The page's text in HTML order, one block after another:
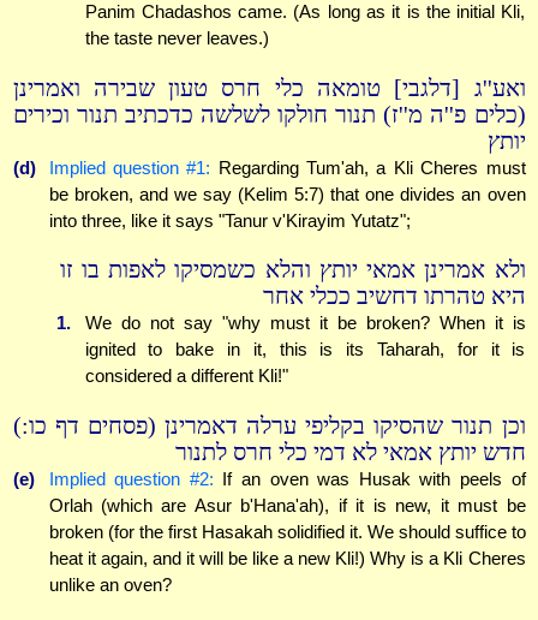
Panim Chadashos came. (As long as it is the initial Kli,
the taste never leaves.)
ואע''ג [דלגבי] טומאה כלי חרס טעון שבירה ואמרינן
(כלים פ''ה מ''ז) תנור חולקו לשלשה כדכתיב תנור וכירים
יותץ
(d) Implied question #1: Regarding Tum'ah, a Kli Cheres must
be broken, and we say (Kelim 5:7) that one divides an oven
into three, like it says "Tanur v'Kirayim Yutatz";
ולא אמרינן אמאי יותץ והלא כשמסיקו לאפות בו זו
היא טהרתו דחשיב ככלי אחר
1.
We do not say "why must it be broken? When it is
ignited to bake in it, this is its Taharah, for it is
considered a different Kli!"
וכן תנור שהסיקו בקליפי ערלה דאמרינן (פסחים דף כו:)
חדש יותץ אמאי לא דמי כלי חרס לתנור
(e) Implied question #2: If an oven was Husak with peels of
Orlah (which are Asur b'Hana'ah), if it is new, it must be
broken (for the first Hasakah solidified it. We should suffice to
heat it again, and it will be like a new Kli!) Why is a Kli Cheres
unlike an oven?